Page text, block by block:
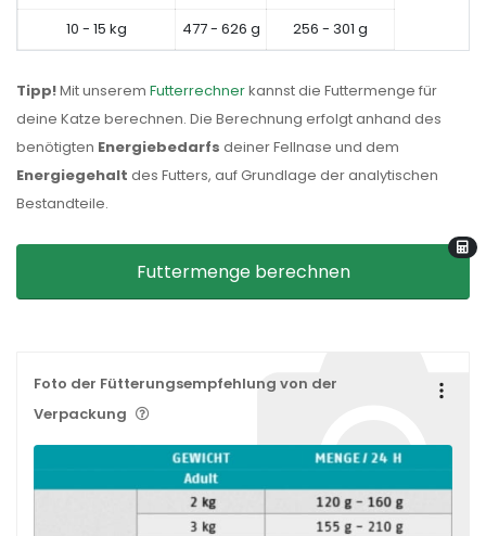
10 - 15 kg
477 - 626 g 256 - 301 g
Tipp!Mit unserem Futterrechnerkannst die Futtermenge für
deine Katze berechnen. Die Berechnung erfolgt anhand des
benötigten Energiebedarfs deiner Fellnase und dem
Energiegehalt des Futters, auf Grundlage der analytischen
Bestandteile.
Futtermenge berechnen
Foto der Fütterungsempfehlung von der
Verpackung